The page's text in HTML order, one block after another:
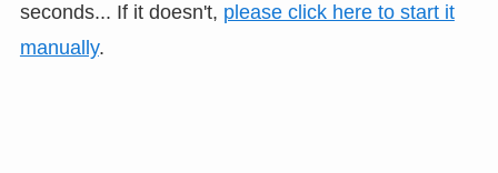
seconds... If it doesn't, please click here to start it
manually.